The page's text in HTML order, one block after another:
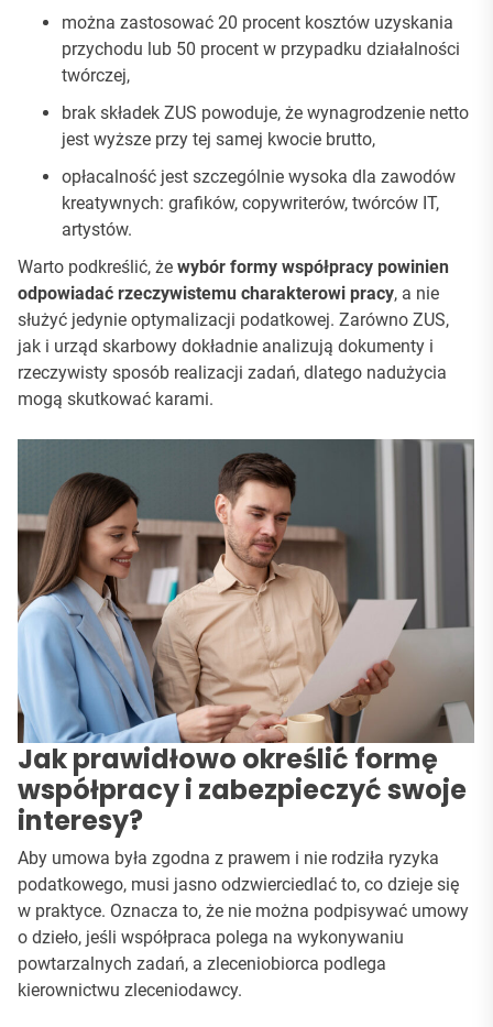
można zastosować 20 procent kosztów uzyskania
przychodu lub 50 procent w przypadku działalności
twórczej,
brak składek ZUS powoduje, że wynagrodzenie netto
jest wyższe przy tej samej kwocie brutto,
opłacalność jest szczególnie wysoka dla zawodów
kreatywnych: grafików, copywriterów, twórców IT,
artystów.
Warto podkreślić, że wybór formy współpracy powinien
odpowiadać rzeczywistemu charakterowi pracy, a nie
służyć jedynie optymalizacji podatkowej. Zarówno ZUS,
jak i urząd skarbowy dokładnie analizują dokumenty i
rzeczywisty sposób realizacji zadań, dlatego nadużycia
mogą skutkować karami.
Jak prawidłowo określić formę
współpracy i zabezpieczyć swoje
interesy?
Aby umowa była zgodna z prawem i nie rodziła ryzyka
podatkowego, musi jasno odzwierciedlać to, co dzieje się
w praktyce. Oznacza to, że nie można podpisywać umowy
o dzieło, jeśli współpraca polega na wykonywaniu
powtarzalnych zadań, a zleceniobiorca podlega
kierownictwu zleceniodawcy.